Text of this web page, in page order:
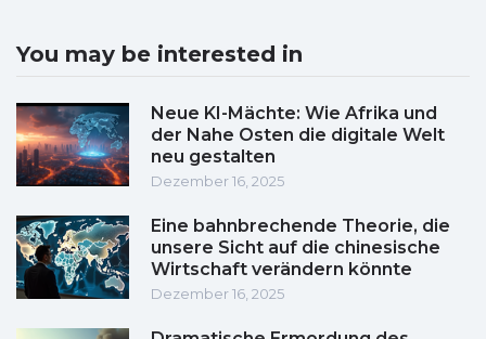
You may be interested in
Neue KI-Mächte: Wie Afrika und
der Nahe Osten die digitale Welt
neu gestalten
Dezember 16, 2025
Eine bahnbrechende Theorie, die
unsere Sicht auf die chinesische
Wirtschaft verändern könnte
Dezember 16, 2025